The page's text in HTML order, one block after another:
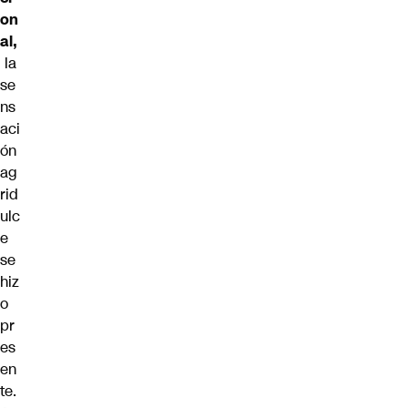
on
al,
la
se
ns
aci
ón
ag
rid
ulc
e
se
hiz
o
pr
es
en
te.